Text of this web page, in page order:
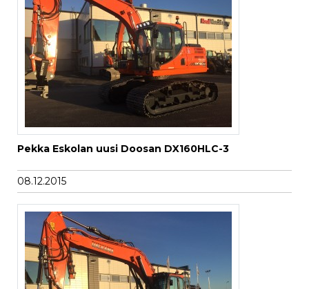
Pekka Eskolan uusi Doosan DX160HLC-3
08.12.2015